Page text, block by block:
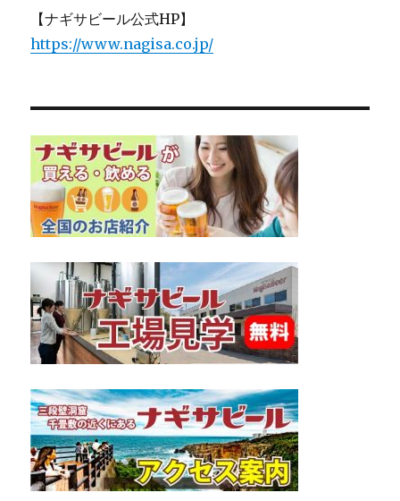
【ナギサビール公式HP】
https://www.nagisa.co.jp/